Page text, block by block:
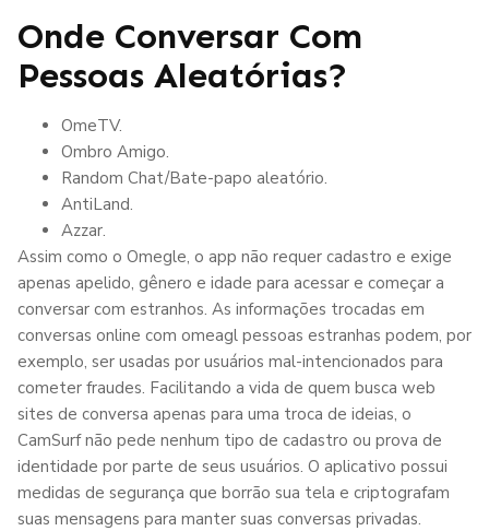
Onde Conversar Com
Pessoas Aleatórias?
OmeTV.
Ombro Amigo.
Random Chat/Bate-papo aleatório.
AntiLand.
Azzar.
Assim como o Omegle, o app não requer cadastro e exige
apenas apelido, gênero e idade para acessar e começar a
conversar com estranhos. As informações trocadas em
conversas online com omeagl pessoas estranhas podem, por
exemplo, ser usadas por usuários mal-intencionados para
cometer fraudes. Facilitando a vida de quem busca web
sites de conversa apenas para uma troca de ideias, o
CamSurf não pede nenhum tipo de cadastro ou prova de
identidade por parte de seus usuários. O aplicativo possui
medidas de segurança que borrão sua tela e criptografam
suas mensagens para manter suas conversas privadas.